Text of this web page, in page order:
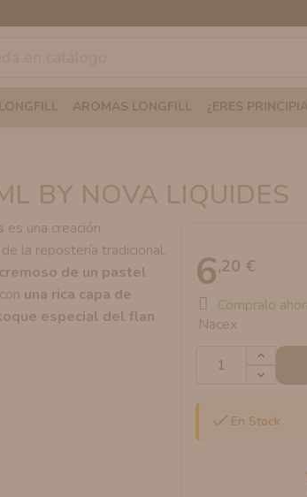
AROMAS LONGFILL ¿ERES
BY NOVA LIQUIDES
es una creación
la repostería tradicional,
de un pastel
una rica capa de
especial del flan
6,20 €
Cómpralo
Nacex
 En Stock